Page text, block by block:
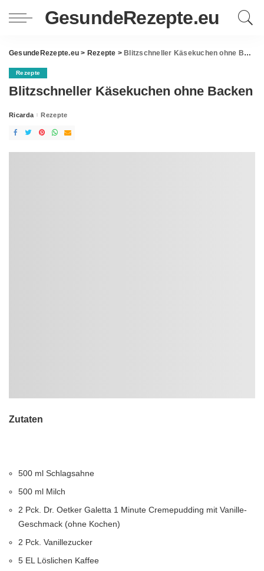
GesundeRezepte.eu
GesundeRezepte.eu > Rezepte > Blitzschneller Käsekuchen ohne Backen
Rezepte
Blitzschneller Käsekuchen ohne Backen
Posted
Ricarda Rezepte
Zutaten
500 ml Schlagsahne
500 ml Milch
2 Pck. Dr. Oetker Galetta 1 Minute Cremepudding mit Vanille-
Geschmack (ohne Kochen)
2 Pck. Vanillezucker
5 EL Löslichen Kaffee